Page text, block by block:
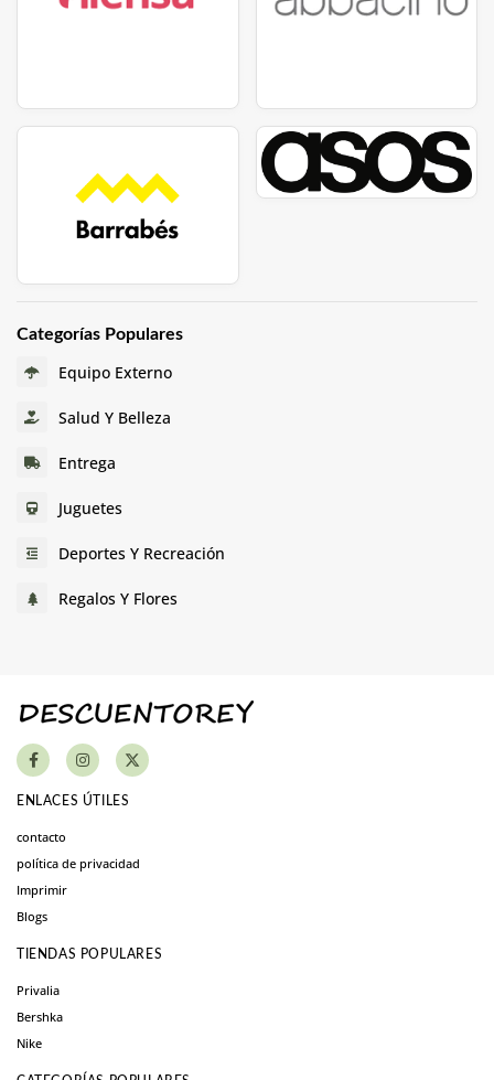
Categorías Populares
Equipo Externo
Salud Y Belleza
Entrega
Juguetes
Deportes Y Recreación
Regalos Y Flores
ENLACES ÚTILES
contacto
política de privacidad
Imprimir
Blogs
TIENDAS POPULARES
Privalia
Bershka
Nike